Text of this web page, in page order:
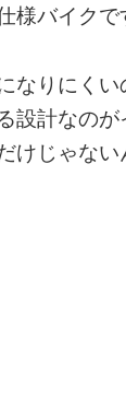
バイクで
りにくい
計なのが
けじゃない